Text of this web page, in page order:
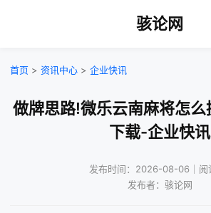
骇论网
首页 > 资讯中心 > 企业快讯
做牌思路!微乐云南麻将怎么
下载-企业快讯
发布时间：2026-08-06｜阅
发布者：骇论网